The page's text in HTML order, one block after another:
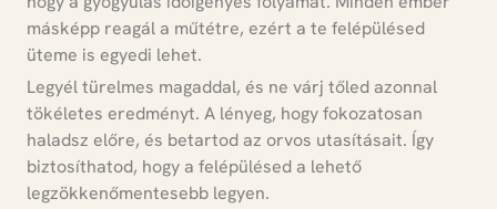
másképp reagál a műtétre, ezért a te felépülésed
üteme is egyedi lehet.
Legyél türelmes magaddal, és ne várj tőled azonnal
tökéletes eredményt. A lényeg, hogy fokozatosan
haladsz előre, és betartod az orvos utasításait. Így
biztosíthatod, hogy a felépülésed a lehető
legzökkenőmentesebb legyen.